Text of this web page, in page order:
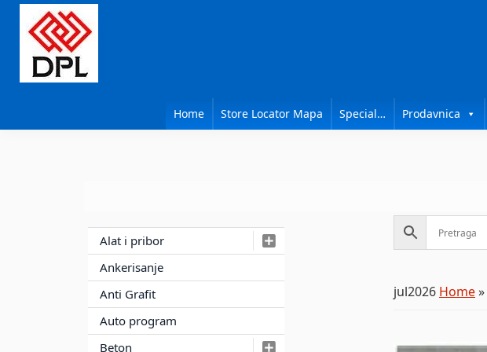
primary
navigation
main
content
primary
sidebar
Mapei
Home Store Locator Mapa Special… Prodavnica
jul2026 Home»
Primary
Sidebar
Alat i pribor
Ankerisanje
Anti Grafit
Auto program
Beton